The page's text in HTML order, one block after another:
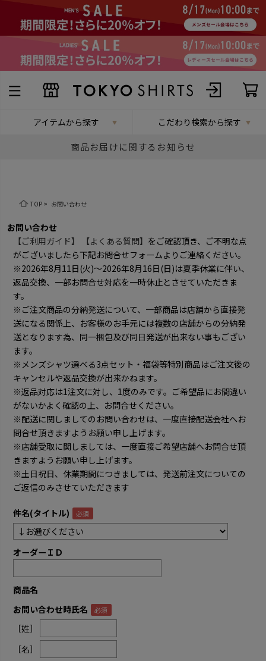
アイテムから探す こだわり検索から探す
商品お届けに関するお知らせ
TOP> お問い合わせ
お問い合わせ
【ご利用ガイド】
【よくある質問】 をご確認頂き、ご不明な点
がございましたら下記お問合せフォームよりご連絡ください。
※2026年8月11日(火)～2026年8月16日(日)は夏季休業に伴い、
返品交換、一部お問合せ対応を一時休止とさせていただきま
す。
※ご注文商品の分納発送について、一部商品は店舗から直接発
送になる関係上、お客様のお手元には複数の店舗からの分納発
送となります為、同一梱包及び同日発送が出来ない事もござい
ます。
※メンズシャツ選べる3点セット・福袋等特別商品はご注文後の
キャンセルや返品交換が出来かねます。
※返品対応は1注文に対し、1度のみです。ご希望品にお間違い
がないかよく確認の上、お問合せください。
※配送に関しましてのお問い合わせは、一度直接配送会社へお
問合せ頂きますようお願い申し上げます。
※店舗受取に関しましては、一度直接ご希望店舗へお問合せ頂
きますようお願い申し上げます。
※土日祝日、休業期間につきましては、発送前注文についての
ご返信のみさせていただきます
件名(タイトル)
オーダーＩＤ
商品名
お問い合わせ時氏名
［姓］
［名］